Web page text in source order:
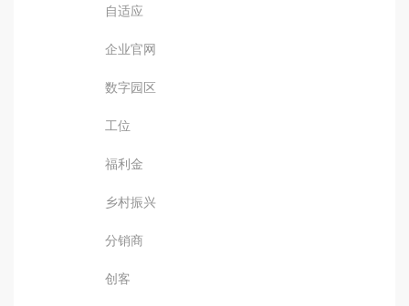
自适应
企业官网
数字园区
工位
福利金
乡村振兴
分销商
创客